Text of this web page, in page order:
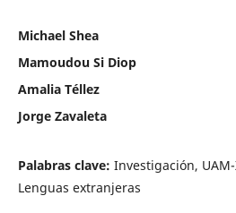
Michael Shea
Mamoudou Si Diop
Amalia Téllez
Jorge Zavaleta
Palabras clave: Investigación,
Lenguas extranjeras